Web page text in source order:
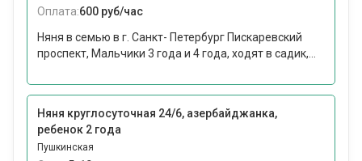
Оплата:600 руб/час
Няня в семью в г. Санкт- Петербург Пискаревский
проспект, Мальчики 3 года и 4 года, ходят в садик,...
Няня круглосуточная 24/6, азербайджанка,
ребенок 2 года
Пушкинская